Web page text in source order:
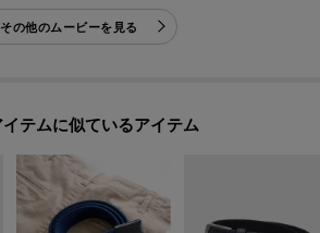
その他のムービーを見る
イテムに似ているアイテム